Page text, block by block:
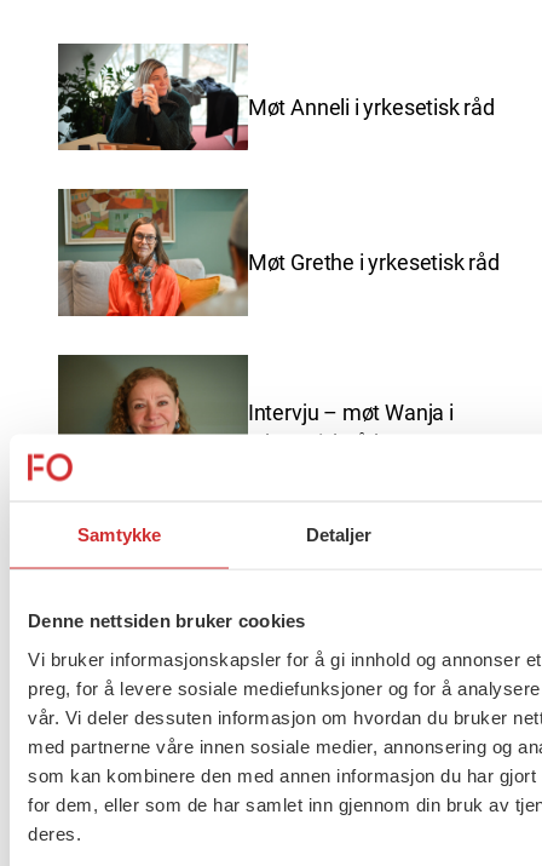
Samtykke Detaljer
Denne nettsiden bruker cookies
Vi bruker informasjonskapsler for å gi innhold og annonser
preg, for å levere sosiale mediefunksjoner og for å
vår. Vi deler dessuten informasjon om hvordan du bruker
med partnerne våre innen sosiale medier, annonsering og
som kan kombinere den med annen informasjon du har gjort
for dem, eller som de har samlet inn gjennom din bruk av
deres.
Møt Anneli i yrkesetisk råd
Møt Grethe i yrkesetisk råd
Intervju – møt Wanja i
yrkesetisk råd
Brudd i lønnsoppgjøret for
ansatte innen barnevern,
omsorg og asylmottak (NHO
453)